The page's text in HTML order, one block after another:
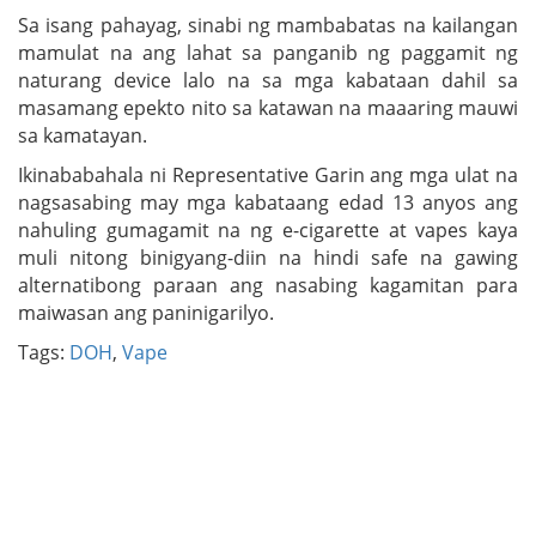
Sa isang pahayag, sinabi ng mambabatas na kailangan
mamulat na ang lahat sa panganib ng paggamit ng
naturang device lalo na sa mga kabataan dahil sa
masamang epekto nito sa katawan na maaaring mauwi
sa kamatayan.
Ikinababahala ni Representative Garin ang mga ulat na
nagsasabing may mga kabataang edad 13 anyos ang
nahuling gumagamit na ng e-cigarette at vapes kaya
muli nitong binigyang-diin na hindi safe na gawing
alternatibong paraan ang nasabing kagamitan para
maiwasan ang paninigarilyo.
Tags: DOH, Vape